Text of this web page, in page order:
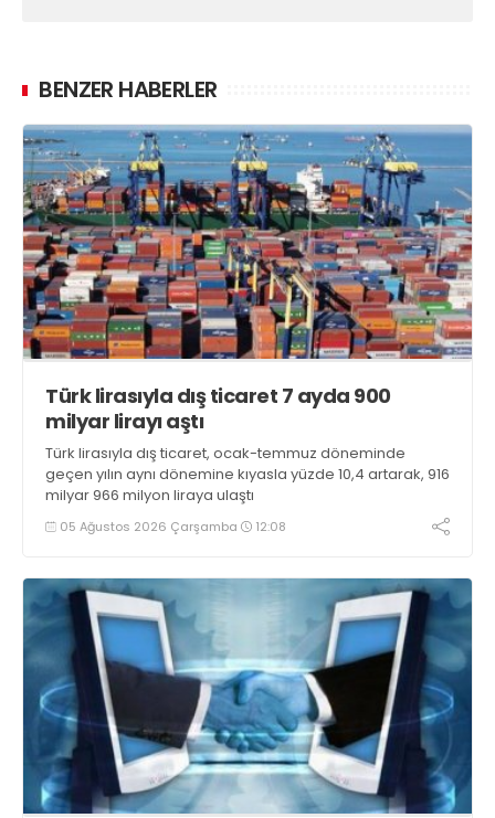
BENZER HABERLER
Türk lirasıyla dış ticaret 7 ayda 900
milyar lirayı aştı
Türk lirasıyla dış ticaret, ocak-temmuz döneminde
geçen yılın aynı dönemine kıyasla yüzde 10,4 artarak, 916
milyar 966 milyon liraya ulaştı
05 Ağustos 2026 Çarşamba 12:08